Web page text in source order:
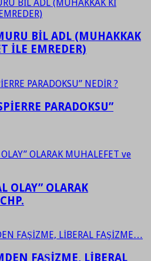
BİL ADL (MUHAKKAK
İLE EMREDER)
PARADOKSU”
OLAY” OLARAK
FAŞİZME, LİBERAL